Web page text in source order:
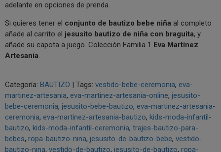
adelante en opciones de prenda.
Si quieres tener el conjunto de bautizo bebe niña al completo
añade al carrito el jesusito bautizo de niña con braguita, y
añade su capota a juego. Colección Familia 1 Eva Martínez
Artesanía.
Categoría: BAUTIZO | Tags: vestido-bebe-ceremonia eva-
martinez-artesania eva-martinez-artesania-online jesusito-
bebe-ceremonia jesusito-bebe-bautizo eva-martinez-artesania-
ceremonia eva-martinez-artesania-bautizo kids-moda-infantil-
bautizo kids-moda-infantil-ceremonia trajes-bautizo-para-
bebes ropa-bautizo-nina jesusito-de-bautizo-bebe vestido-
bautizo-nina vestido-de-bautizo jesusito-de-bautizo ropa-